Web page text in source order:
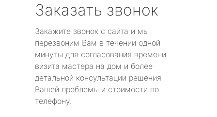
Заказать звонок
Закажите звонок с сайта и мы
перезвоним Вам в течении одной
минуты для согласования времени
визита мастера на дом и более
детальной консультации решения
Вашей проблемы и стоимости по
телефону.